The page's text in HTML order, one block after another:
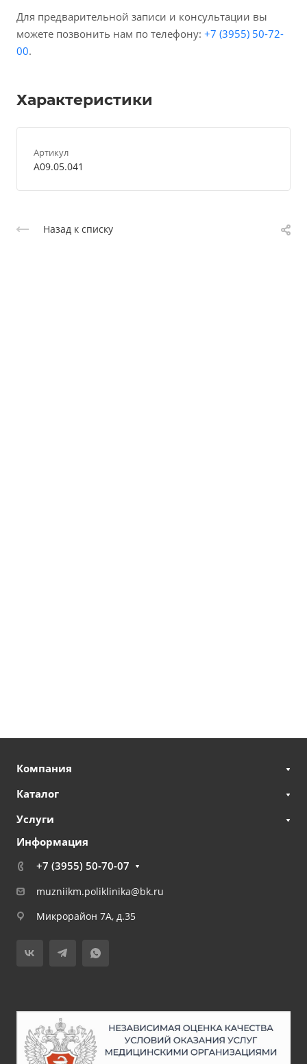
Для предварительной записи и консультации вы
можете позвонить нам по телефону: +7 (3955) 50-72-
00.
Характеристики
Артикул
A09.05.041
Назад к списку
Компания
Каталог
Услуги
Информация
+7 (3955) 50-70-07
muzniikm.poliklinika@bk.ru
Микрорайон 7А, д.35